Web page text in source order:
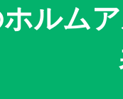
ホルム